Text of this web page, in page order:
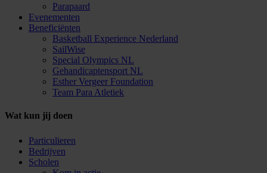
Parapaard
Evenementen
Beneficiënten
Basketball Experience Nederland
SailWise
Special Olympics NL
Gehandicaptensport NL
Esther Vergeer Foundation
Team Para Atletiek
Wat kun jij doen
Particulieren
Bedrijven
Scholen